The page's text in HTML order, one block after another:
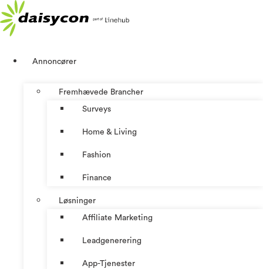
Videre
til
indhold
Annoncører
Fremhævede Brancher
Surveys
Home & Living
Fashion
Finance
Løsninger
Affiliate Marketing
Leadgenerering
App-Tjenester